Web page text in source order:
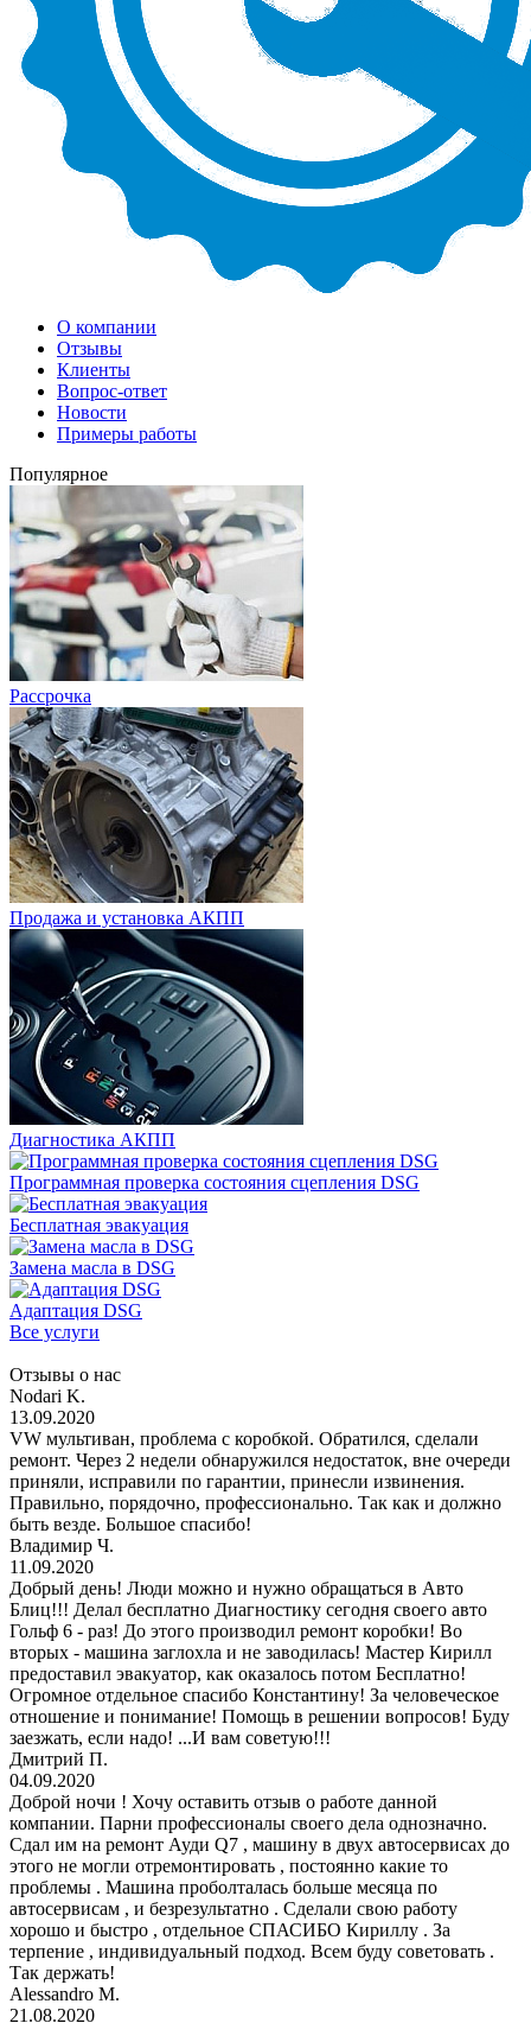
О компании
Отзывы
Клиенты
Вопрос-ответ
Новости
Примеры работы
Популярное
Рассрочка
Продажа и установка АКПП
Диагностика АКПП
Программная проверка состояния сцепления DSG
Бесплатная эвакуация
Замена масла в DSG
Адаптация DSG
Все услуги
Отзывы о нас
Nodari K.
13.09.2020
VW мультиван, проблема с коробкой. Обратился, сделали
ремонт. Через 2 недели обнаружился недостаток, вне очереди
приняли, исправили по гарантии, принесли извинения.
Правильно, порядочно, профессионально. Так как и должно
быть везде. Большое спасибо!
Владимир Ч.
11.09.2020
Добрый день! Люди можно и нужно обращаться в Авто
Блиц!!! Делал бесплатно Диагностику сегодня своего авто
Гольф 6 - раз! До этого производил ремонт коробки! Во
вторых - машина заглохла и не заводилась! Мастер Кирилл
предоставил эвакуатор, как оказалось потом Бесплатно!
Огромное отдельное спасибо Константину! За человеческое
отношение и понимание! Помощь в решении вопросов! Буду
заезжать, если надо! ...И вам советую!!!
Дмитрий П.
04.09.2020
Доброй ночи ! Хочу оставить отзыв о работе данной
компании. Парни профессионалы своего дела однозначно.
Сдал им на ремонт Ауди Q7 , машину в двух автосервисах до
этого не могли отремонтировать , постоянно какие то
проблемы . Машина проболталась больше месяца по
автосервисам , и безрезультатно . Сделали свою работу
хорошо и быстро , отдельное СПАСИБО Кириллу . За
терпение , индивидуальный подход. Всем буду советовать .
Так держать!
Alessandro M.
21.08.2020